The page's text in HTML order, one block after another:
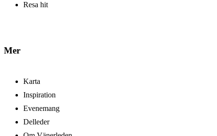
Resa hit
Mer
Karta
Inspiration
Evenemang
Delleder